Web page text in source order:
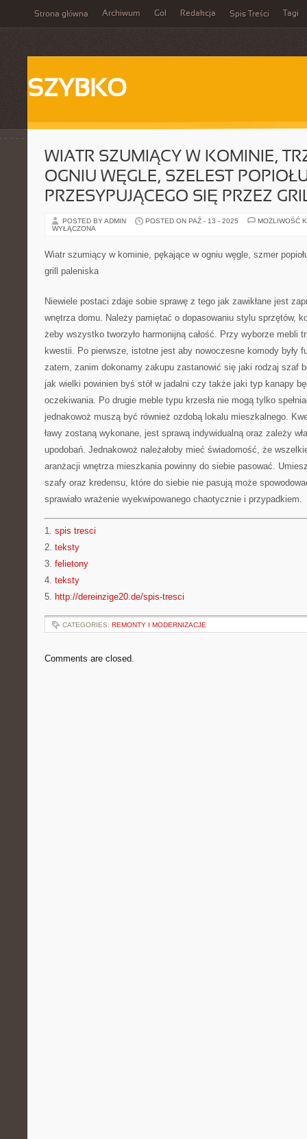
Strona główna Archiwum Gol Redakcja Spis Treści Tagi
SZYBKO
WIATR SZUMIĄCY W KOMINIE,
OGNIU WĘGLE, SZELEST
PRZESYPUJĄCEGO SIĘ PRZEZ
POSTED BY ADMIN POSTED ON PAŹ - 13 - 2025
MOŻLIWOŚĆ
WYŁĄCZONA
Wiatr szumiący w kominie, pękające w ogniu węgle, szmer
grill paleniska
Niewiele postaci zdaje sobie sprawę z tego jak zawikłane jest
wnętrza domu. Należy pamiętać o dopasowaniu stylu sprzętów,
żeby wszystko tworzyło harmonijną całość. Przy wyborze mebli
kwestii. Po pierwsze, istotne jest aby nowoczesne komody były
zatem, zanim dokonamy zakupu zastanowić się jaki rodzaj szaf
jak wielki powinien byś stół w jadalni czy także jaki typ kanapy
oczekiwania. Po drugie meble typu krzesła nie mogą tylko
jednakowoż muszą być również ozdobą lokalu mieszkalnego.
ławy zostaną wykonane, jest sprawą indywidualną oraz zależy
upodobań. Jednakowoż należałoby mieć świadomość, że
aranżacji wnętrza mieszkania powinny do siebie pasować.
szafy oraz kredensu, które do siebie nie pasują może
sprawiało wrażenie wyekwipowanego chaotycznie i przypadkiem.
1. spis tresci
2. teksty
3. felietony
4. teksty
5. http://dereinzige20.de/spis-tresci
CATEGORIES: REMONTY I MODERNIZACJE
Comments are closed.